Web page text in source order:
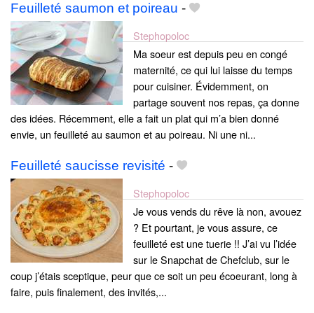
Feuilleté saumon et poireau -
Stephopoloc
Ma soeur est depuis peu en congé
maternité, ce qui lui laisse du temps
pour cuisiner. Évidemment, on
partage souvent nos repas, ça donne
des idées. Récemment, elle a fait un plat qui m’a bien donné
envie, un feuilleté au saumon et au poireau. Ni une ni...
Feuilleté saucisse revisité -
Stephopoloc
Je vous vends du rêve là non, avouez
? Et pourtant, je vous assure, ce
feuilleté est une tuerie !! J’ai vu l’idée
sur le Snapchat de Chefclub, sur le
coup j’étais sceptique, peur que ce soit un peu écoeurant, long à
faire, puis finalement, des invités,...